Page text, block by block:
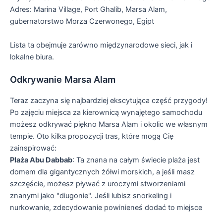
Adres: Marina Village, Port Ghalib, Marsa Alam,
gubernatorstwo Morza Czerwonego, Egipt
Lista ta obejmuje zarówno międzynarodowe sieci, jak i
lokalne biura.
Odkrywanie Marsa Alam
Teraz zaczyna się najbardziej ekscytująca część przygody!
Po zajęciu miejsca za kierownicą wynajętego samochodu
możesz odkrywać piękno Marsa Alam i okolic we własnym
tempie. Oto kilka propozycji tras, które mogą Cię
zainspirować:
Plaża Abu Dabbab: Ta znana na całym świecie plaża jest
domem dla gigantycznych żółwi morskich, a jeśli masz
szczęście, możesz pływać z uroczymi stworzeniami
znanymi jako "diugonie". Jeśli lubisz snorkeling i
nurkowanie, zdecydowanie powinieneś dodać to miejsce